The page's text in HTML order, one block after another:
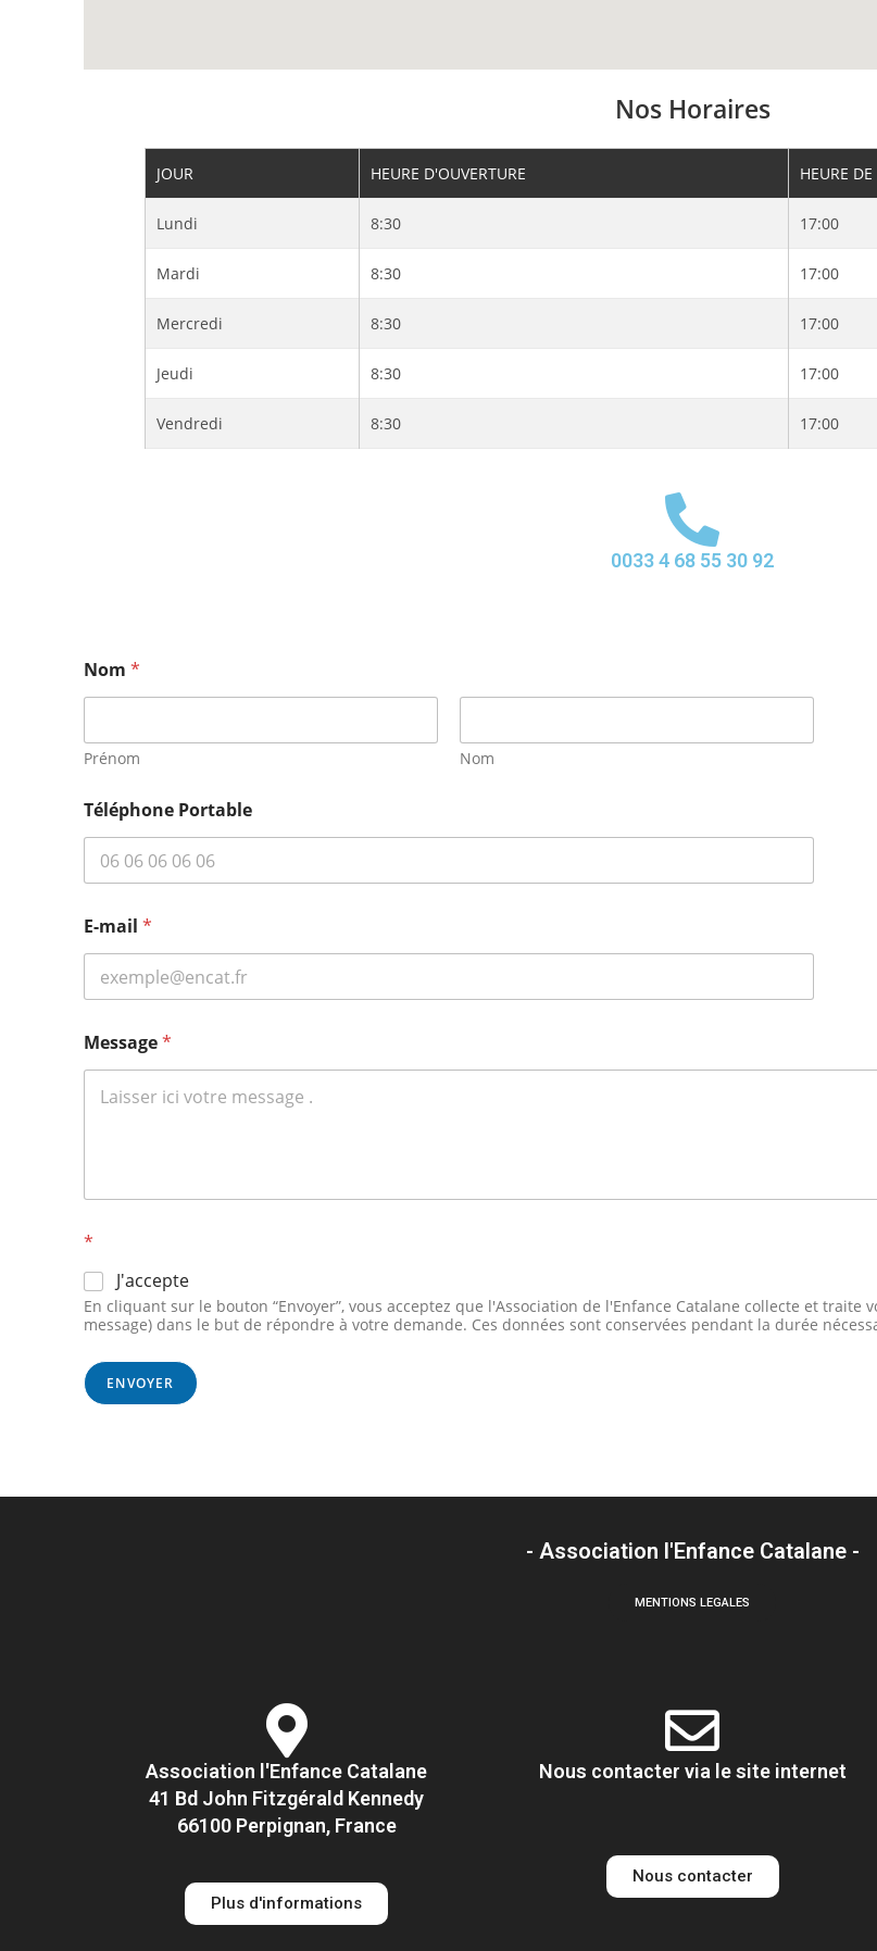
Nos Horaires
JOUR HEURE D'OUVERTURE HEURE
Lundi 8:30 17:00
Mardi 8:30 17:00
Mercredi 8:30 17:00
Jeudi 8:30 17:00
Vendredi 8:30 17:00
0033 4 68 55 30 92
Nom*
Prénom Nom
Téléphone Portable
E-mail*
Message*
*
J'accepte
En cliquant sur le bouton “Envoyer”, vous acceptez que l'Association de l'Enfance Catalane collecte et
message) dans le but de répondre à votre demande. Ces données sont conservées pendant la durée
ENVOYER
- Association l'Enfance Catalane -
MENTIONS LEGALES
Association l'Enfance Catalane
41 Bd John Fitzgérald Kennedy
66100 Perpignan, France
Plus d'informations
Nous contacter via le site internet
Nous contacter